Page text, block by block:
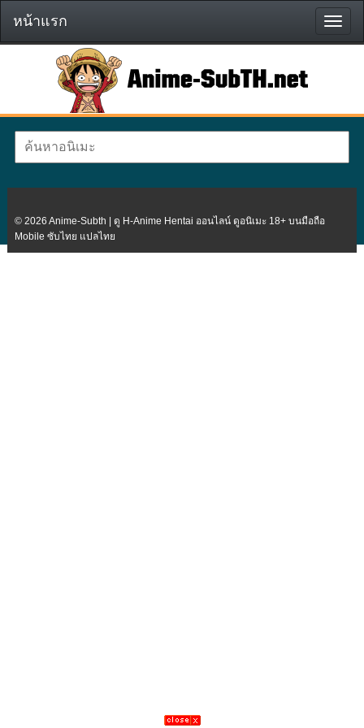
หน้า
แรก
หน้าแรก
© 2026 Anime-Subth | ดู H-Anime Hentai ออนไลน์ ดูอนิเมะ 18+ บนมือถือ
Mobile ซับไทย แปลไทย